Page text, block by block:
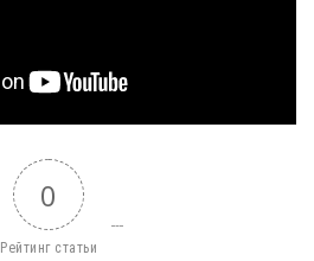
0
Рейтинг статьи